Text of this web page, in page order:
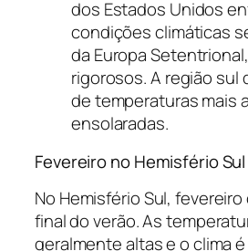
dos Estados Unidos
condições climáticas
da Europa
rigorosos. A região sul
de temperaturas mais
ensolaradas.
Fevereiro no Hemisfério Sul
No Hemisfério Sul,
final do verão. As
geralmente altas e o clima